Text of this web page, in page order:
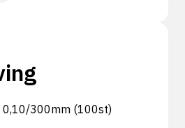
0,10/300mm (100st)